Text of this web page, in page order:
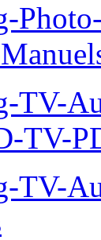
TV-
TV-
TV-